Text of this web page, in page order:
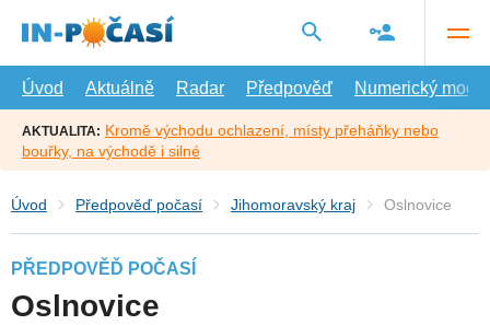
hlavní
Úvod
Aktuálně Radar Předpověď Numerický model
AKTUALITA: Kromě východu ochlazení, místy přeháňky nebo
bouřky, na východě i silné
Úvod Předpověď počasí Jihomoravský kraj Oslnovice
PŘEDPOVĚĎ POČASÍ
Oslnovice